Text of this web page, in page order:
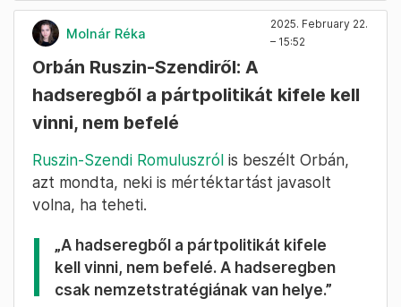
Molnár Réka
2025. February 22.
– 15:52
Orbán Ruszin-Szendiről: A
hadseregből a pártpolitikát kifele kell
vinni, nem befelé
Ruszin-Szendi Romuluszról is beszélt Orbán,
azt mondta, neki is mértéktartást javasolt
volna, ha teheti.
„A hadseregből a pártpolitikát kifele
kell vinni, nem befelé. A hadseregben
csak nemzetstratégiának van helye.”